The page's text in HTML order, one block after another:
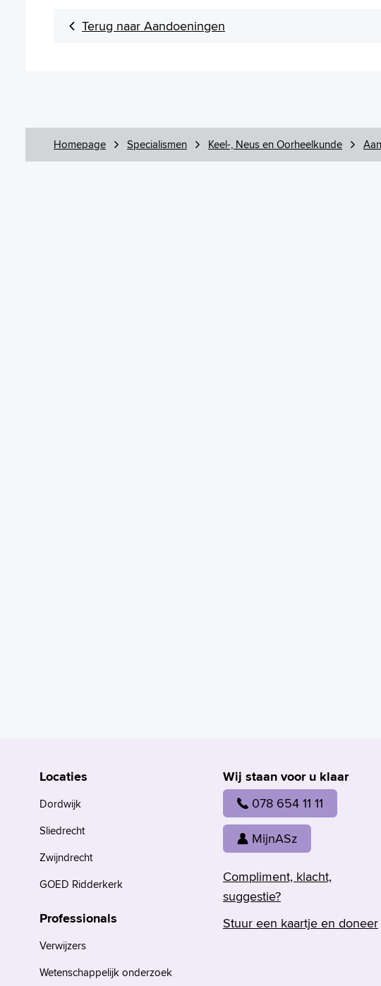
Terug naar Aandoeningen
Homepage Specialismen Keel-, Neus en Oorheelkunde
Wij staan voor u klaar
078 654 11 11
MijnASz
Compliment, klacht,
suggestie?
Stuur een kaartje en doneer
Locaties
Dordwijk
Sliedrecht
Zwijndrecht
GOED Ridderkerk
Professionals
Verwijzers
Wetenschappelijk onderzoek